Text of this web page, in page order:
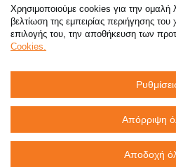
800 117 7777 (μόνο από
214 100 9999
©2026 Όροι Χρήσης
Πολιτική Cookies
Χρησιμοποιούμε cookies για την ομαλή
βελτίωση της εμπειρίας περιήγησης
επιλογής του, την αποθήκευση των
Cookies.
Απόρριψη
Αποδοχή